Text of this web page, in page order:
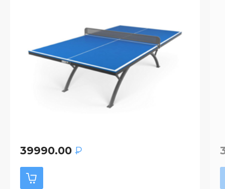
39990.00 ₽